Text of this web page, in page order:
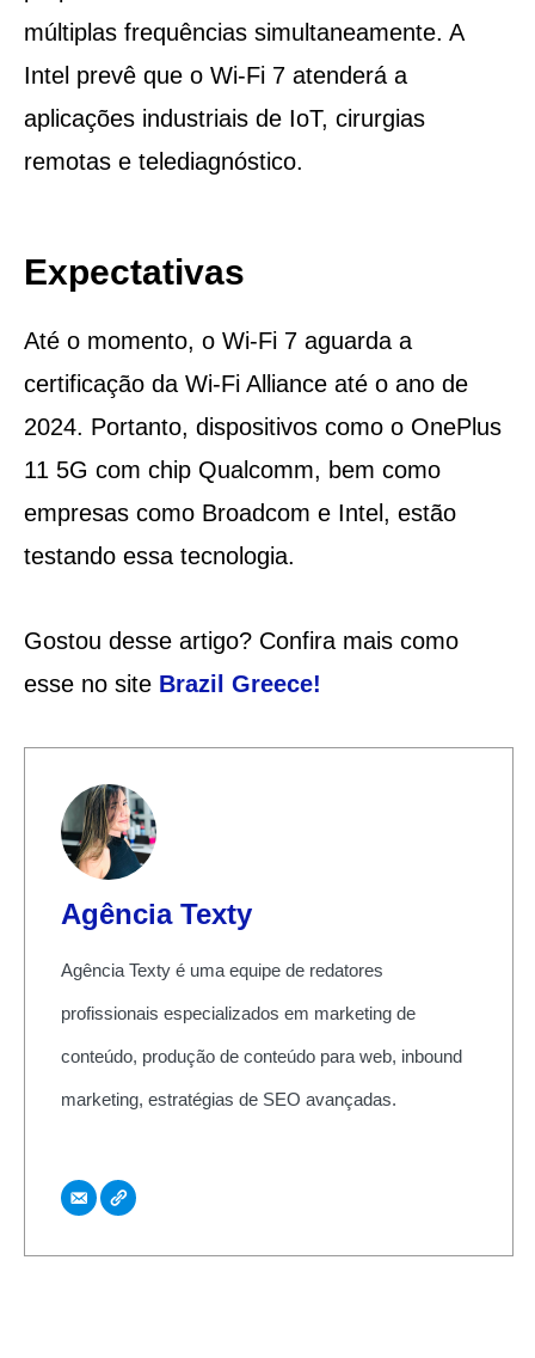
múltiplas frequências simultaneamente. A
Intel prevê que o Wi-Fi 7 atenderá a
aplicações industriais de IoT, cirurgias
remotas e telediagnóstico.
Expectativas
Até o momento, o Wi-Fi 7 aguarda a
certificação da Wi-Fi Alliance até o ano de
2024. Portanto, dispositivos como o OnePlus
11 5G com chip Qualcomm, bem como
empresas como Broadcom e Intel, estão
testando essa tecnologia.
Gostou desse artigo? Confira mais como
esse no site Brazil Greece!
Agência Texty
Agência Texty é uma equipe de redatores
profissionais especializados em marketing de
conteúdo, produção de conteúdo para web, inbound
marketing, estratégias de SEO avançadas.